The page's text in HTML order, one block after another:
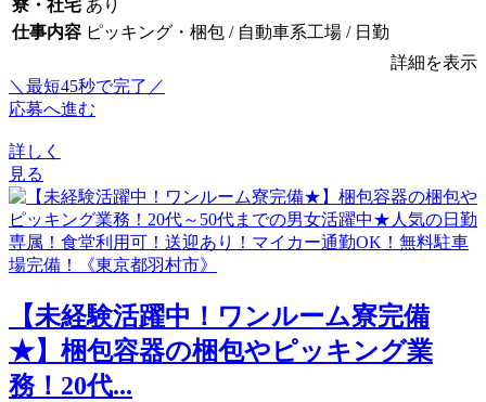
寮・社宅 あり
仕事内容 ピッキング・梱包 / 自動車系工場 / 日勤
詳細を表示
＼最短45秒で完了／
応募へ進む
詳しく
見る
【未経験活躍中！ワンルーム寮完備
★】梱包容器の梱包やピッキング業
務！20代...